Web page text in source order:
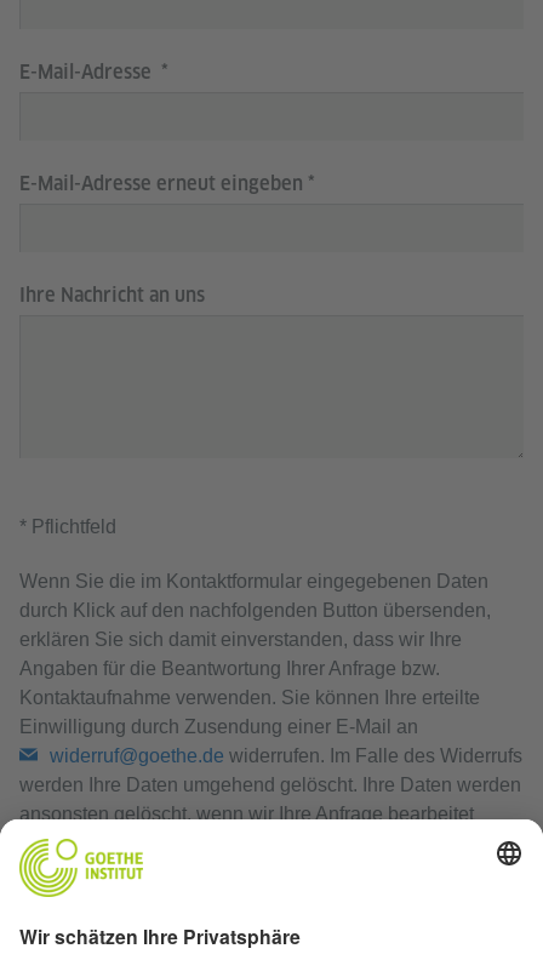
E-Mail-Adresse
E-Mail-Adresse erneut eingeben
Ihre Nachricht an uns
* Pflichtfeld
Wenn Sie die im Kontaktformular eingegebenen Daten
durch Klick auf den nachfolgenden Button übersenden,
erklären Sie sich damit einverstanden, dass wir Ihre
Angaben für die Beantwortung Ihrer Anfrage bzw.
Kontaktaufnahme verwenden. Sie können Ihre erteilte
Einwilligung durch Zusendung einer E-Mail an
widerruf@goethe.de widerrufen. Im Falle des Widerrufs
werden Ihre Daten umgehend gelöscht. Ihre Daten werden
ansonsten gelöscht, wenn wir Ihre Anfrage bearbeitet
haben oder der Zweck der Speicherung entfallen ist.
Datenschutzerklärung